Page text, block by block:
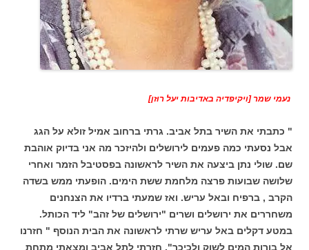
נעמי שמר [ויקיפדיה באדיבות יעל רוזן]
" כתבתי את השיר בתל אביב. גרתי ברחוב אמיל זולא על הגג
אבל נסעתי כמה פעמים לירושלים ולהיזכר מה אני בדיוק אוהבת
שם. שולי נתן ביצעה את השיר לראשונה בפסטיבל הזמר ואחרי
שלושה שבועות פרצה מלחמת ששת הימים. הופעתי ממש בשדה
הקרב , ברפיח ובאל עריש. ואז שמעתי ברדיו את הצנחנים
משחררים את ירושלים ושרים "ירושלים של זהב" ליד הכותל.
במטע דקלים באל עריש שרתי לראשונה את הבית הנוסף " חזרנו
אל בורות המים לשוק ולכיכר". חזרתי לתל אביב ומצאתי מתחת